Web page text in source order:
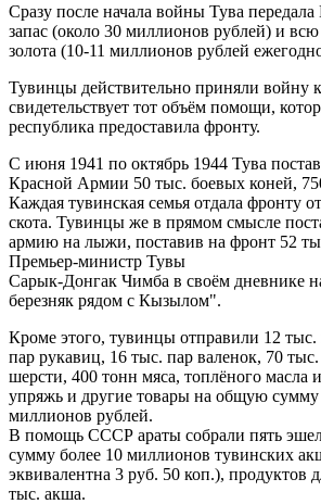
Сразу после начала войны Тува
запас (около 30 миллионов рублей) и
золота (10-11 миллионов рублей
Тувинцы действительно приняли войну
свидетельствует тот объём помощи,
республика предоставила фронту.
С июня 1941 по октябрь 1944 Тува
Красной Армии 50 тыс. боевых коней,
Каждая тувинская семья отдала фронту
скота. Тувинцы же в прямом смысле
армию на лыжи, поставив на фронт 52
Премьер-министр Тувы
Сарык-Донгак Чимба в своём дневнике
березняк рядом с Кызылом".
Кроме этого, тувинцы отправили 12
пар рукавиц, 16 тыс. пар валенок, 70
шерсти, 400 тонн мяса, топлёного масла
упряжь и другие товары на общую сумму
миллионов рублей.
В помощь СССР араты собрали пять
сумму более 10 миллионов тувинских
эквивалентна 3 руб. 50 коп.), продуктов
тыс. акша.